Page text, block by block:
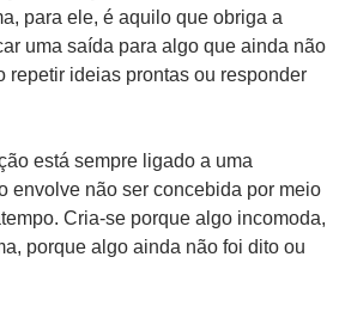
para ele, é aquilo que obriga a
uma saída para algo que ainda não
repetir ideias prontas ou responder
está sempre ligado a uma
envolve não ser concebida por meio
Cria-se porque algo incomoda,
porque algo ainda não foi dito ou